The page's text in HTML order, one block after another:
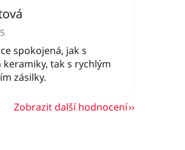
obchodu je 5 z 5 hvězdiček.
spokojená, jak s
keramiky, tak s rychlým
zásilky.
Zobrazit další hodnocení